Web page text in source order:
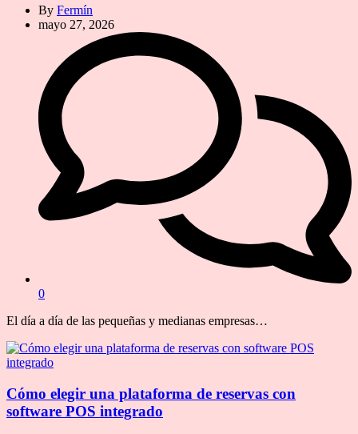
By Fermín
mayo 27, 2026
0
El día a día de las pequeñas y medianas empresas…
Cómo elegir una plataforma de reservas con
software POS integrado